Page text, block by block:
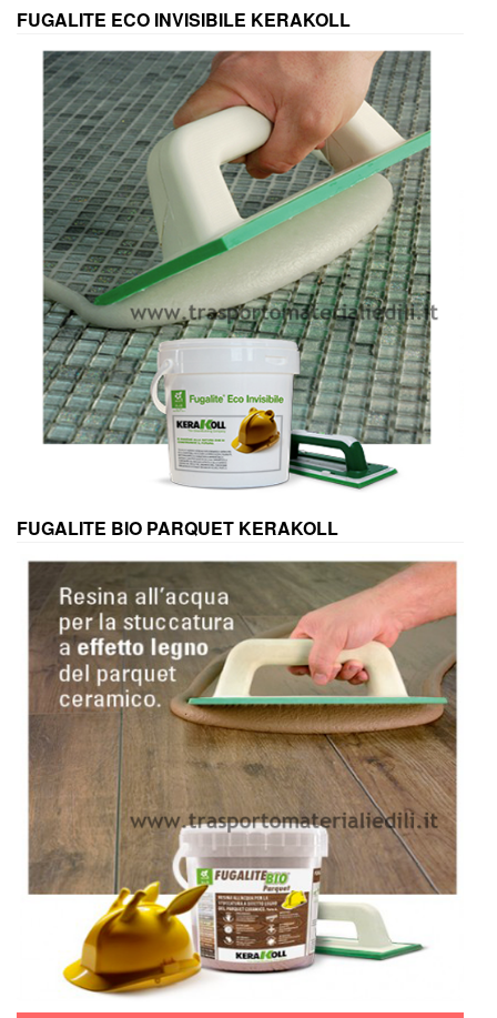
FUGALITE ECO INVISIBILE KERAKOLL
FUGALITE BIO PARQUET KERAKOLL